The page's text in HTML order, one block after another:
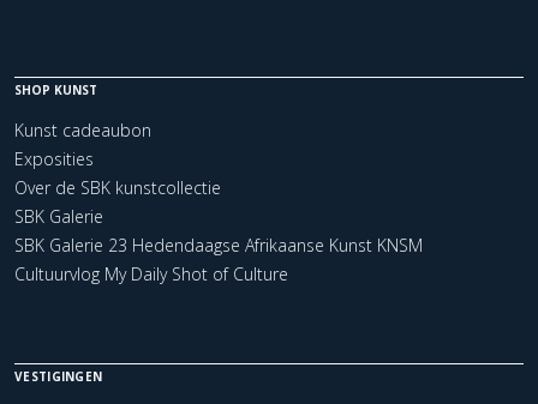
SHOP KUNST
Kunst cadeaubon
Exposities
Over de SBK kunstcollectie
SBK Galerie
SBK Galerie 23 Hedendaagse Afrikaanse Kunst KNSM
Cultuurvlog My Daily Shot of Culture
VESTIGINGEN